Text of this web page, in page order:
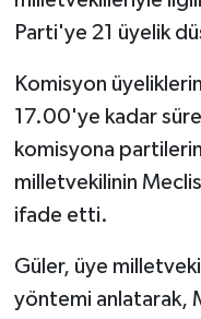
Parti'ye 21 üyelik
Komisyon
17.00'ye kadar
komisyona
milletvekilinin
ifade etti.
Güler, üye
yöntemi anlatarak,